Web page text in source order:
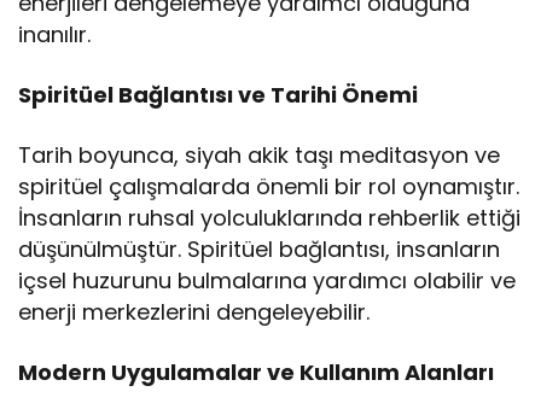
inanılır.
Spiritüel Bağlantısı ve Tarihi Önemi
Tarih boyunca, siyah akik taşı meditasyon ve
spiritüel çalışmalarda önemli bir rol oynamıştır.
İnsanların ruhsal yolculuklarında rehberlik ettiği
düşünülmüştür. Spiritüel bağlantısı, insanların
içsel huzurunu bulmalarına yardımcı olabilir ve
enerji merkezlerini dengeleyebilir.
Modern Uygulamalar ve Kullanım Alanları